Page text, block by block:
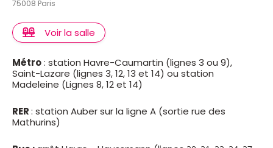
75008 Paris
Voir la salle
Métro: station Havre-Caumartin (lignes 3 ou 9),
Saint-Lazare (lignes 3, 12, 13 et 14) ou station
Madeleine (Lignes 8, 12 et 14)
RER: station Auber sur la ligne A (sortie rue des
Mathurins)